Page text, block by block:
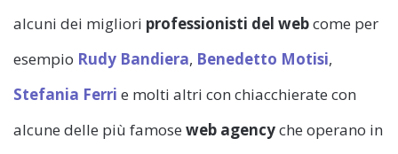
alcuni dei migliori professionisti del webcome per
esempio Rudy Bandiera, Benedetto Motisi,
Stefania Ferri e molti altri con chiacchierate con
alcune delle più famose web agencyche operano in